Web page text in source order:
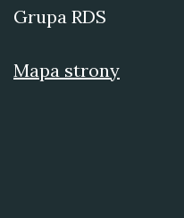
Grupa RDS
Mapa strony